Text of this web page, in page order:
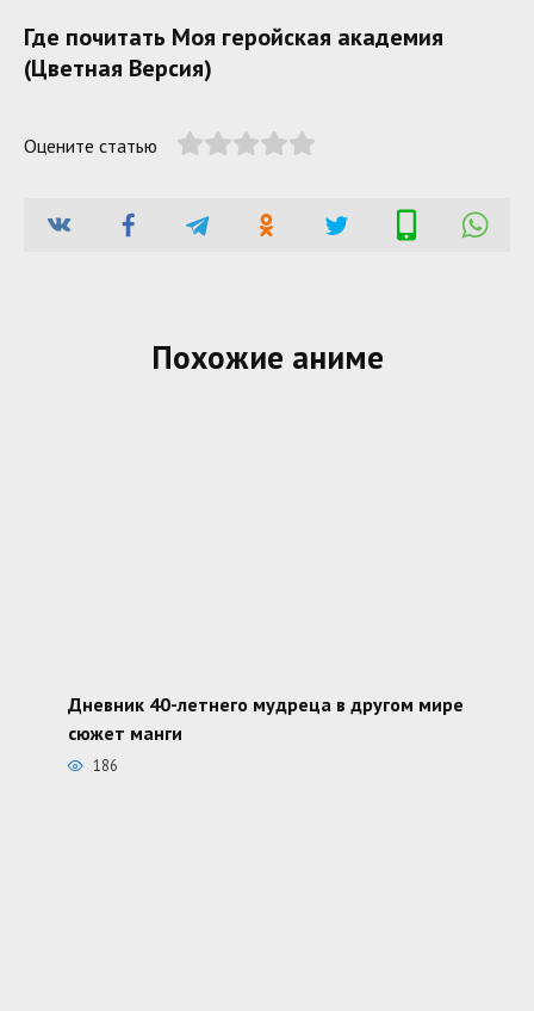
Где почитать Моя геройская академия
(Цветная Версия)
Оцените статью
Похожие аниме
Дневник 40-летнего мудреца в другом мире
сюжет манги
186